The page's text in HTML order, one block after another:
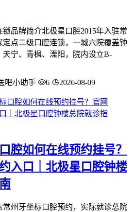
品牌简介北极星口腔2015年入驻常
定点二级口腔连锁，一城六院覆盖钟
天宁、青枫、溧阳，院内设立B-
吧小助手 6 2026-08-09
腔如何在线预约挂号？
入口｜北极星口腔钟楼
常州牙坐标口腔预约，实际就诊总院